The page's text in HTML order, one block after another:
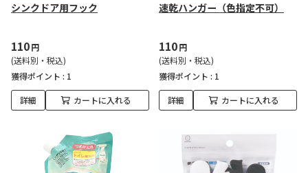
シンクドア用フック
110円
(送料別・税込)
獲得ポイント : 1
詳細 カートに入れる
速乾ハンガー（色指定不可）
110円
(送料別・税込)
獲得ポイント : 1
詳細 カートに入れる